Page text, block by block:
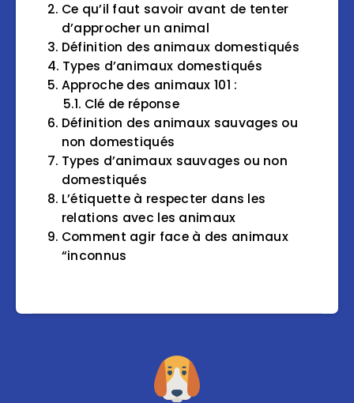
Ce qu’il faut savoir avant de tenter
d’approcher un animal
Définition des animaux domestiqués
Types d’animaux domestiqués
Approche des animaux 101 :
Clé de réponse
Définition des animaux sauvages ou
non domestiqués
Types d’animaux sauvages ou non
domestiqués
L’étiquette à respecter dans les
relations avec les animaux
Comment agir face à des animaux
“inconnus